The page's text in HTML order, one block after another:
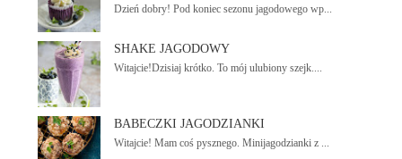
Dzień dobry! Pod koniec sezonu jagodowego wp...
SHAKE JAGODOWY
Witajcie!Dzisiaj krótko. To mój ulubiony szejk....
BABECZKI JAGODZIANKI
Witajcie! Mam coś pysznego. Minijagodzianki z ...